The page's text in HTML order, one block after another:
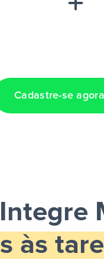
notificação ser
Cadastre-se agora
Integre
às